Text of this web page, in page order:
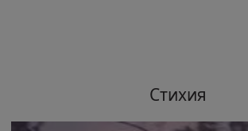
Стихия